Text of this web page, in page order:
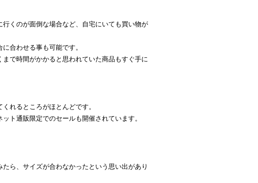
くのが面倒な場合など、自宅にいても買い物が
合わせる事も可能です。
で時間がかかると思われていた商品もすぐ手に
れるところがほとんどです。
ト通販限定でのセールも開催されています。
ら、サイズが合わなかったという思い出があり